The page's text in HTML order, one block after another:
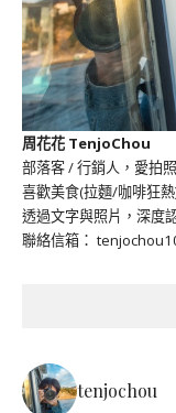
周花花 TenjoChou
部落客 / 行銷人，愛拍
喜歡美食(拉麵/咖啡狂
透過文字與照片，深度
聯絡信箱：
tenjochou